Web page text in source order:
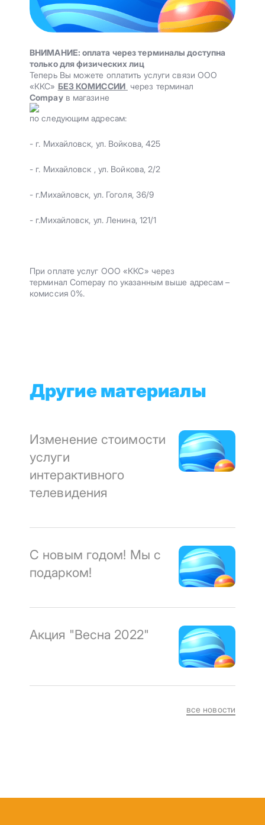
ВНИМАНИЕ: оплата через терминалы доступна
только для физических лиц
Теперь Вы можете оплатить услуги связи ООО
«ККС» БЕЗ КОМИССИИ через терминал
Compayв магазине
по следующим адресам:
- г. Михайловск, ул. Войкова, 425
- г. Михайловск , ул. Войкова, 2/2
- г.Михайловск, ул. Гоголя, 36/9
- г.Михайловск, ул. Ленина, 121/1
При оплате услуг ООО «ККС» через
терминал Comepay по указанным выше адресам –
комиссия 0%.
Другие материалы
Изменение стоимости
услуги
интерактивного
телевидения
С новым годом! Мы с
подарком!
Акция "Весна 2022"
все новости